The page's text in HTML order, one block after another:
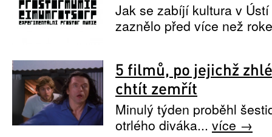
Jak se zabíjí kultura v
zaznělo před více než
5 filmů, po jejichž
chtít zemřít
Minulý týden proběhl
otrlého diváka... více →